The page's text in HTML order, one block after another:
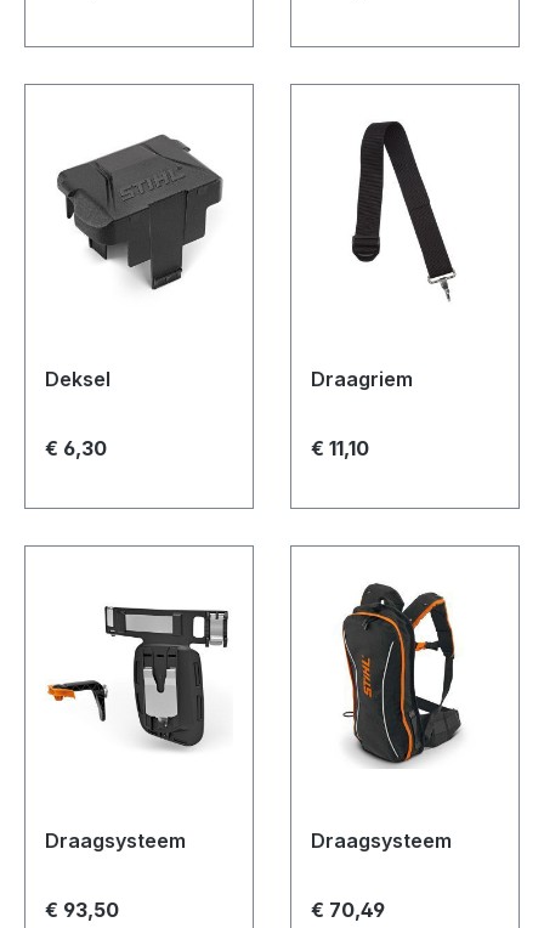
Deksel
€ 6,30
Draagriem
€ 11,10
Draagsysteem
€ 93,50
Draagsysteem
€ 70,49